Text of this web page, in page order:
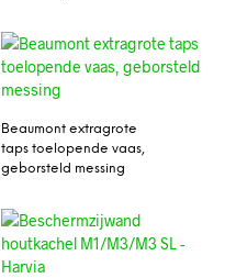
Beaumont extragrote
taps toelopende vaas,
geborsteld messing